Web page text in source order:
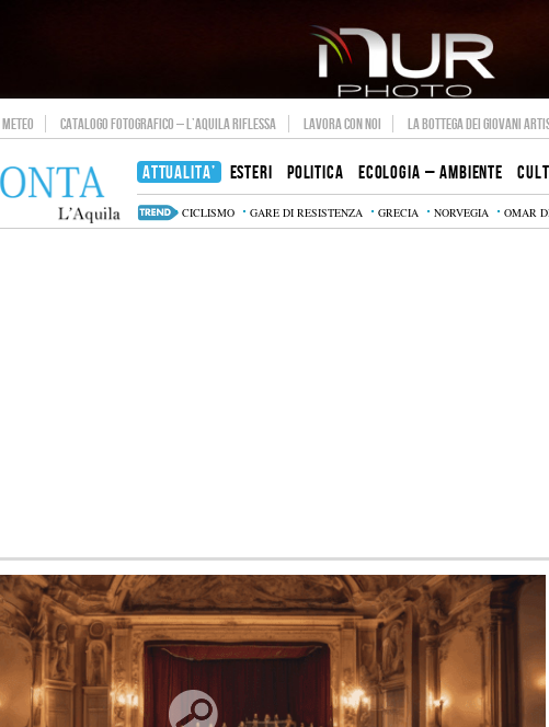
METEO CATALOGO FOTOGRAFICO – L’AQUILA RIFLESSA LAVORA CON NOI LA BOTTEGA DEI GIOVANI
ATTUALITA’ ESTERI POLITICA ECOLOGIA – AMBIENTE
CICLISMO GARE DI RESISTENZA GRECIA NORVEGIA OMAR